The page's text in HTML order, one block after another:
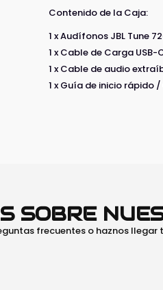
Contenido de la Caja:
1 x Audífonos JBL Tune
1 x Cable de Carga USB-
1 x Cable de audio
1 x Guía de inicio rápido
SOBRE
frecuentes o haznos llegar